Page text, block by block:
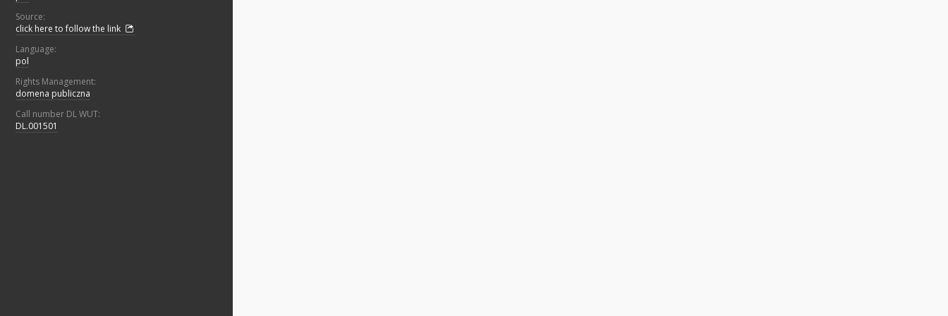
Source:
click here to follow the link
Language:
pol
Rights Management:
domena publiczna
Call number DL WUT:
DL.001501